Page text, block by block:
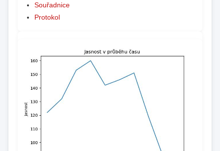
Souřadnice
Protokol